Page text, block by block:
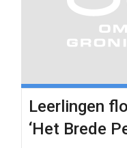
Leerlingen
‘Het Brede